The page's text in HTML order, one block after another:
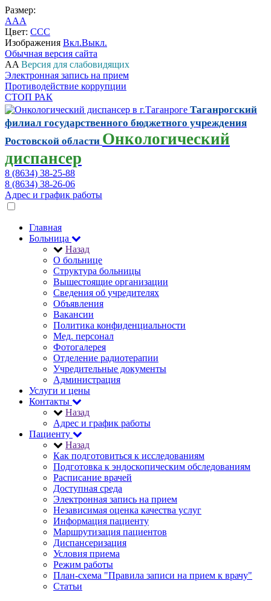
Размер:
AAA
Цвет: CCC
Изображения Вкл.Выкл.
Обычная версия сайта
AA Версия для слабовидящих
Электронная запись на прием
Противодействие коррупции
СТОП РАК
Таганрогский
филиал государственного бюджетного учреждения
Ростовской области Онкологический
диспансер
8 (8634) 38-25-88
8 (8634) 38-26-06
Адрес и график работы
Главная
Больница
Назад
О больнице
Структура больницы
Вышестоящие организации
Сведения об учредителях
Объявления
Вакансии
Политика конфиденциальности
Мед. персонал
Фотогалерея
Отделение радиотерапии
Учредительные документы
Администрация
Услуги и цены
Контакты
Назад
Адрес и график работы
Пациенту
Назад
Как подготовиться к исследованиям
Подготовка к эндоскопическим обследованиям
Расписание врачей
Доступная среда
Электронная запись на прием
Независимая оценка качества услуг
Информация пациенту
Маршрутизация пациентов
Диспансеризация
Условия приема
Режим работы
План-схема "Правила записи на прием к врачу"
Статьи